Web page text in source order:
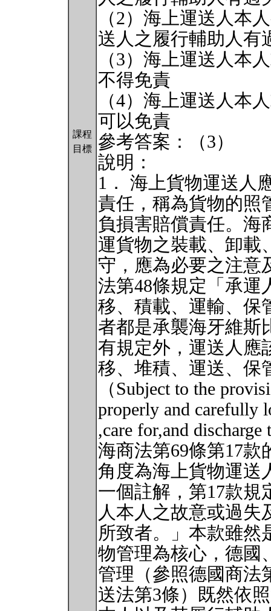
課程
目標
（2）海上運送人本
送人之履行輔助人有
（3）海上運送人本
不得免責
（4）海上運送人本
可以免責
參考答案：（3）
說明：
1． 海上貨物運送人
責任，稱為貨物的照
負損害賠償責任。海
運貨物之裝載、卸載
守，應為必要之注意
法第48條規定「承運
移、積載、運輸、保
者都是承襲海牙維斯
有規定外，運送人應
移、堆積、運送、保
（Subject to the
properly and carefully
,care for,and
海商法第69條第17
角度為海上貨物運送
一個註解，第17款規
人本人之故意或過失
所致者。」本款雖然
物管理為核心，德國
管理（參照德國商法
送法第3條）既然依